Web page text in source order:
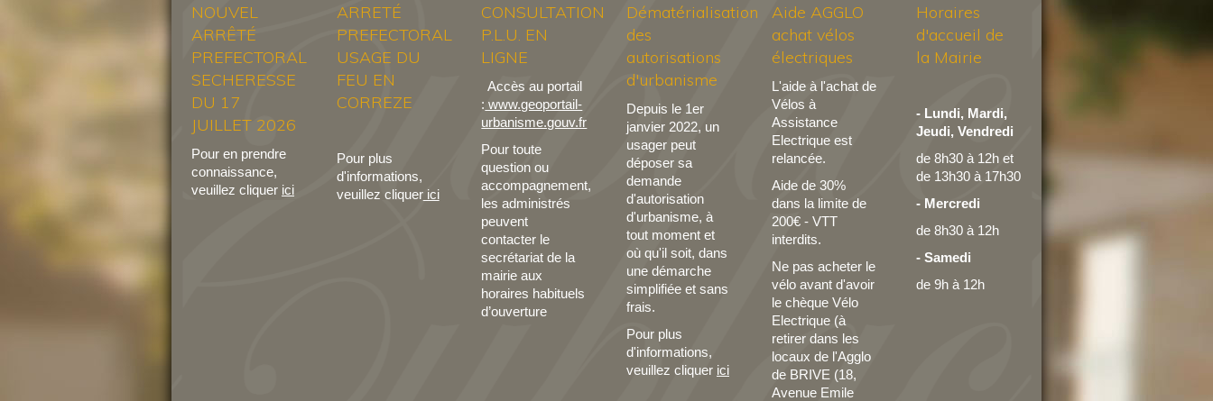
NOUVEL
ARRÊTÉ
PREFECTORAL
SECHERESSE
DU 17
JUILLET 2026
Pour en prendre
connaissance,
veuillez cliquer ici
ARRETÉ
PREFECTORAL
USAGE DU
FEU EN
CORREZE
Pour plus
d'informations,
veuillez cliquerici
CONSULTATION
P.L.U. EN
LIGNE
Accès au portail
: www.geoportail-
urbanisme.gouv.fr
Pour toute
question ou
accompagnement,
les administrés
peuvent
contacter le
secrétariat de la
mairie aux
horaires habituels
d’ouverture
Dématérialisation
des
autorisations
d'urbanisme
Depuis le 1er
janvier 2022, un
usager peut
déposer sa
demande
d'autorisation
d'urbanisme, à
tout moment et
où qu'il soit, dans
une démarche
simplifiée et sans
frais.
Pour plus
d'informations,
veuillez cliquer ici
Aide AGGLO
achat vélos
électriques
L'aide à l'achat de
Vélos à
Assistance
Electrique est
relancée.
Aide de 30%
dans la limite de
200€ - VTT
interdits.
Ne pas acheter le
vélo avant d'avoir
le chèque Vélo
Electrique (à
retirer dans les
locaux de l'Agglo
de BRIVE (18,
Avenue Emile
Horaires
d'accueil de
la Mairie
- Lundi, Mardi,
Jeudi, Vendredi
de 8h30 à 12het
de 13h30 à 17h30
- Mercredi
de 8h30 à 12h
- Samedi
de 9h à 12h